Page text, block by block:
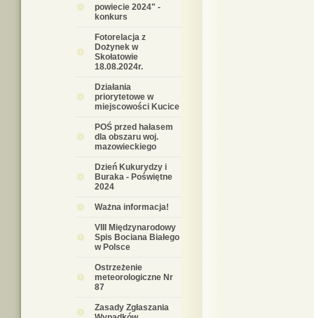
powiecie 2024" -
konkurs
Fotorelacja z
Dożynek w
Skołatowie
18.08.2024r.
Działania
priorytetowe w
miejscowości Kucice
POŚ przed hałasem
dla obszaru woj.
mazowieckiego
Dzień Kukurydzy i
Buraka - Poświętne
2024
Ważna informacja!
VIII Międzynarodowy
Spis Bociana Białego
w Polsce
Ostrzeżenie
meteorologiczne Nr
87
Zasady Zgłaszania